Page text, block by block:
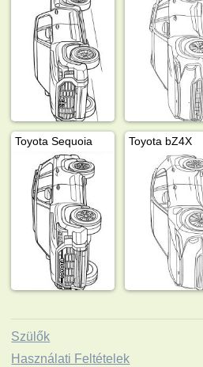
Toyota Sequoia Toyota bZ4X
Szülők
Használati Feltételek